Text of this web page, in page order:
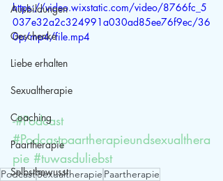
Ausbildungen
Geschenke
Liebe erhalten
Sexualtherapie
Coaching
Paartherapie
Selbstbewusst
https://video.wixstatic.com/video/8766fc_5
037e32a2c324991a030ad85ee76f9ec/36
0p/mp4/file.mp4
-#Podcast
#Podcastpaartherapieundsexualthera
pie #tuwasduliebst
PodcastSexualtherapie Paartherapie